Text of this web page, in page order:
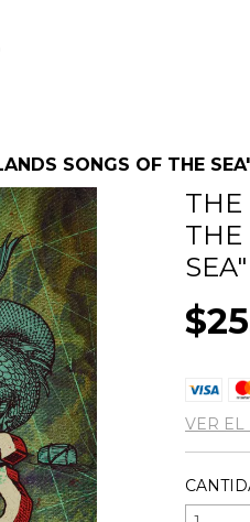
SONGS OF THE
THE
THE
VER EL